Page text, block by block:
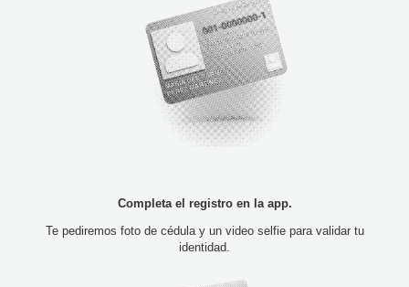
Completa el registro en la app.
Te pediremos foto de cédula y un video selfie para validar tu
identidad.